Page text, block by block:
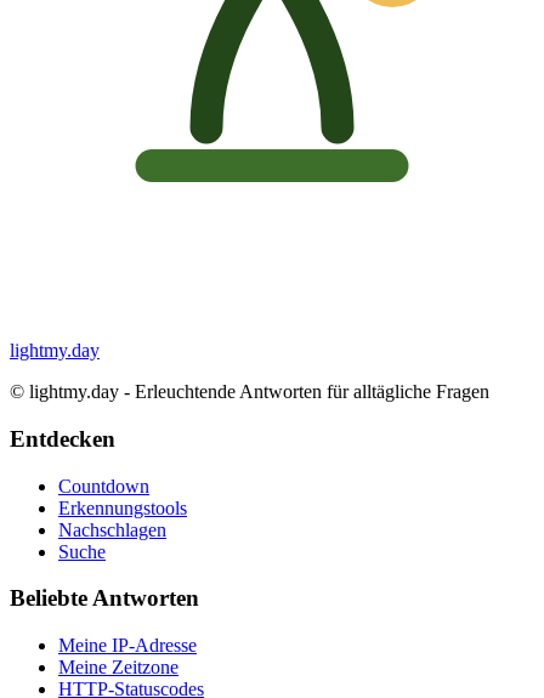
lightmy.day
© lightmy.day - Erleuchtende Antworten für alltägliche Fragen
Entdecken
Countdown
Erkennungstools
Nachschlagen
Suche
Beliebte Antworten
Meine IP-Adresse
Meine Zeitzone
HTTP-Statuscodes